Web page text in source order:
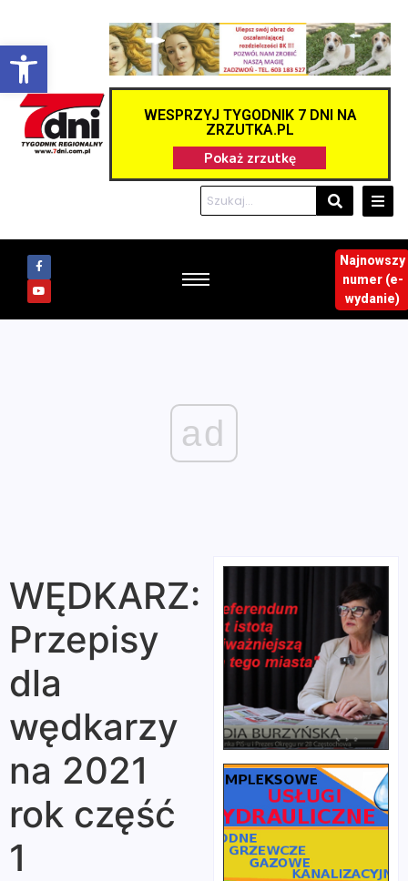
Otwórz pasek narzędzi
WESPRZYJ TYGODNIK 7 DNI NA
ZRZUTKA.PL
Najnowszy
numer (e-
wydanie)
ad
WĘDKARZ:
Przepisy
dla
wędkarzy
na 2021
rok część
1